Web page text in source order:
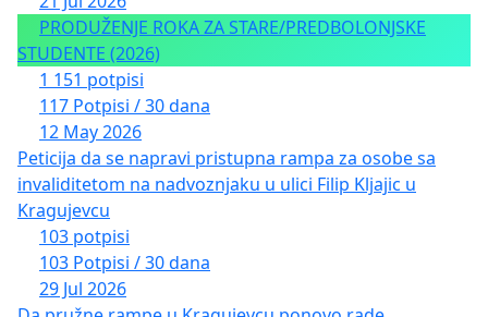
PRODUŽENJE ROKA ZA STARE/PREDBOLONJSKE
STUDENTE (2026)
1 151 potpisi
117 Potpisi / 30 dana
12 May 2026
Peticija da se napravi pristupna rampa za osobe sa
invaliditetom na nadvoznjaku u ulici Filip Kljajic u
Kragujevcu
103 potpisi
103 Potpisi / 30 dana
29 Jul 2026